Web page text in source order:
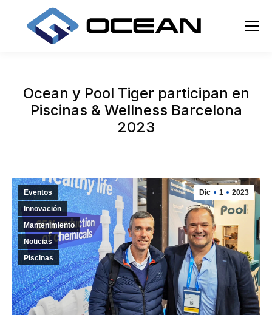
Ocean y Pool Tiger participan en
Piscinas & Wellness Barcelona
2023
Dic 1 2023
Eventos
Innovación
Mantenimiento
Noticias
Piscinas